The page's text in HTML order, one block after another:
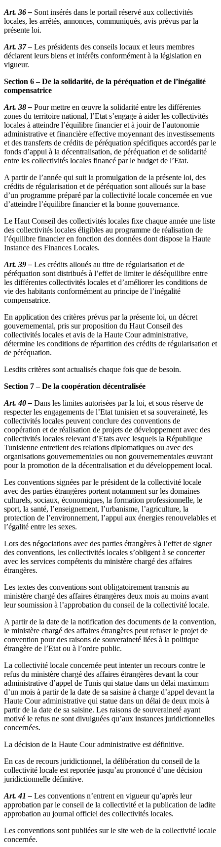
Art. 36 – Sont insérés dans le portail réservé aux collectivités
locales, les arrêtés, annonces, communiqués, avis prévus par la
présente loi.
Art. 37 – Les présidents des conseils locaux et leurs membres
déclarent leurs biens et intérêts conformément à la législation en
vigueur.
Section 6 – De la solidarité, de la péréquation et de l’inégalité
compensatrice
Art. 38 – Pour mettre en œuvre la solidarité entre les différentes
zones du territoire national, l’Etat s’engage à aider les collectivités
locales à atteindre l’équilibre financier et à jouir de l’autonomie
administrative et financière effective moyennant des investissements
et des transferts de crédits de péréquation spécifiques accordés par le
fonds d’appui à la décentralisation, de péréquation et de solidarité
entre les collectivités locales financé par le budget de l’Etat.
A partir de l’année qui suit la promulgation de la présente loi, des
crédits de régularisation et de péréquation sont alloués sur la base
d’un programme préparé par la collectivité locale concernée en vue
d’atteindre l’équilibre financier et la bonne gouvernance.
Le Haut Conseil des collectivités locales fixe chaque année une liste
des collectivités locales éligibles au programme de réalisation de
l’équilibre financier en fonction des données dont dispose la Haute
Instance des Finances Locales.
Art. 39 – Les crédits alloués au titre de régularisation et de
péréquation sont distribués à l’effet de limiter le déséquilibre entre
les différentes collectivités locales et d’améliorer les conditions de
vie des habitants conformément au principe de l’inégalité
compensatrice.
En application des critères prévus par la présente loi, un décret
gouvernemental, pris sur proposition du Haut Conseil des
collectivités locales et avis de la Haute Cour administrative,
détermine les conditions de répartition des crédits de régularisation et
de péréquation.
Lesdits critères sont actualisés chaque fois que de besoin.
Section 7 – De la coopération décentralisée
Art. 40 – Dans les limites autorisées par la loi, et sous réserve de
respecter les engagements de l’Etat tunisien et sa souveraineté, les
collectivités locales peuvent conclure des conventions de
coopération et de réalisation de projets de développement avec des
collectivités locales relevant d’Etats avec lesquels la République
Tunisienne entretient des relations diplomatiques ou avec des
organisations gouvernementales ou non gouvernementales œuvrant
pour la promotion de la décentralisation et du développement local.
Les conventions signées par le président de la collectivité locale
avec des parties étrangères portent notamment sur les domaines
culturels, sociaux, économiques, la formation professionnelle, le
sport, la santé, l’enseignement, l’urbanisme, l’agriculture, la
protection de l’environnement, l’appui aux énergies renouvelables et
l’égalité entre les sexes.
Lors des négociations avec des parties étrangères à l’effet de signer
des conventions, les collectivités locales s’obligent à se concerter
avec les services compétents du ministère chargé des affaires
étrangères.
Les textes des conventions sont obligatoirement transmis au
ministère chargé des affaires étrangères deux mois au moins avant
leur soumission à l’approbation du conseil de la collectivité locale.
A partir de la date de la notification des documents de la convention,
le ministère chargé des affaires étrangères peut refuser le projet de
convention pour des raisons de souveraineté liées à la politique
étrangère de l’Etat ou à l’ordre public.
La collectivité locale concernée peut intenter un recours contre le
refus du ministère chargé des affaires étrangères devant la cour
administrative d’appel de Tunis qui statue dans un délai maximum
d’un mois à partir de la date de sa saisine à charge d’appel devant la
Haute Cour administrative qui statue dans un délai de deux mois à
partir de la date de sa saisine. Les raisons de souveraineté ayant
motivé le refus ne sont divulguées qu’aux instances juridictionnelles
concernées.
La décision de la Haute Cour administrative est définitive.
En cas de recours juridictionnel, la délibération du conseil de la
collectivité locale est reportée jusqu’au prononcé d’une décision
juridictionnelle définitive.
Art. 41 – Les conventions n’entrent en vigueur qu’après leur
approbation par le conseil de la collectivité et la publication de ladite
approbation au journal officiel des collectivités locales.
Les conventions sont publiées sur le site web de la collectivité locale
concernée.